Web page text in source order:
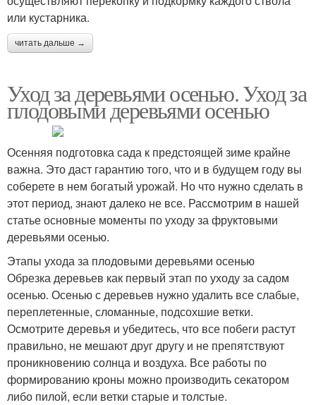
или кустарника.
читать дальше →
Уход за деревьями осенью. Уход за
плодовыми деревьями осенью
Осенняя подготовка сада к предстоящей зиме крайне
важна. Это даст гарантию того, что и в будущем году вы
соберете в нем богатый урожай. Но что нужно сделать в
этот период, знают далеко не все. Рассмотрим в нашей
статье основные моменты по уходу за фруктовыми
деревьями осенью.
Этапы ухода за плодовыми деревьями осенью
Обрезка деревьев как первый этап по уходу за садом
осенью. Осенью с деревьев нужно удалить все слабые,
переплетенные, сломанные, подсохшие ветки.
Осмотрите деревья и убедитесь, что все побеги растут
правильно, не мешают друг другу и не препятствуют
проникновению солнца и воздуха. Все работы по
формированию кроны можно производить секатором
либо пилой, если ветки старые и толстые.